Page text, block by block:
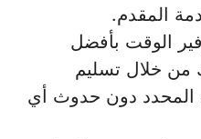
المقدم.
الوقت بأفضل
من خلال تسليم
المحدد دون حدوث أي